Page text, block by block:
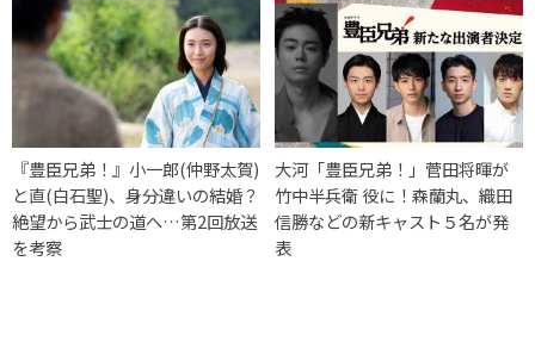
『豊臣兄弟！』小一郎(仲野太賀)
と直(白石聖)、身分違いの結婚？
絶望から武士の道へ…第2回放送
を考察
大河「豊臣兄弟！」菅田将暉が
竹中半兵衛 役に！森蘭丸、織田
信勝などの新キャスト５名が発
表